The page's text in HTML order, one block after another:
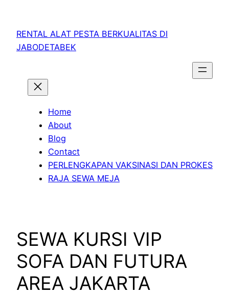
RENTAL ALAT PESTA BERKUALITAS DI
JABODETABEK
Home
About
Blog
Contact
PERLENGKAPAN VAKSINASI DAN PROKES
RAJA SEWA MEJA
SEWA KURSI VIP
SOFA DAN FUTURA
AREA JAKARTA